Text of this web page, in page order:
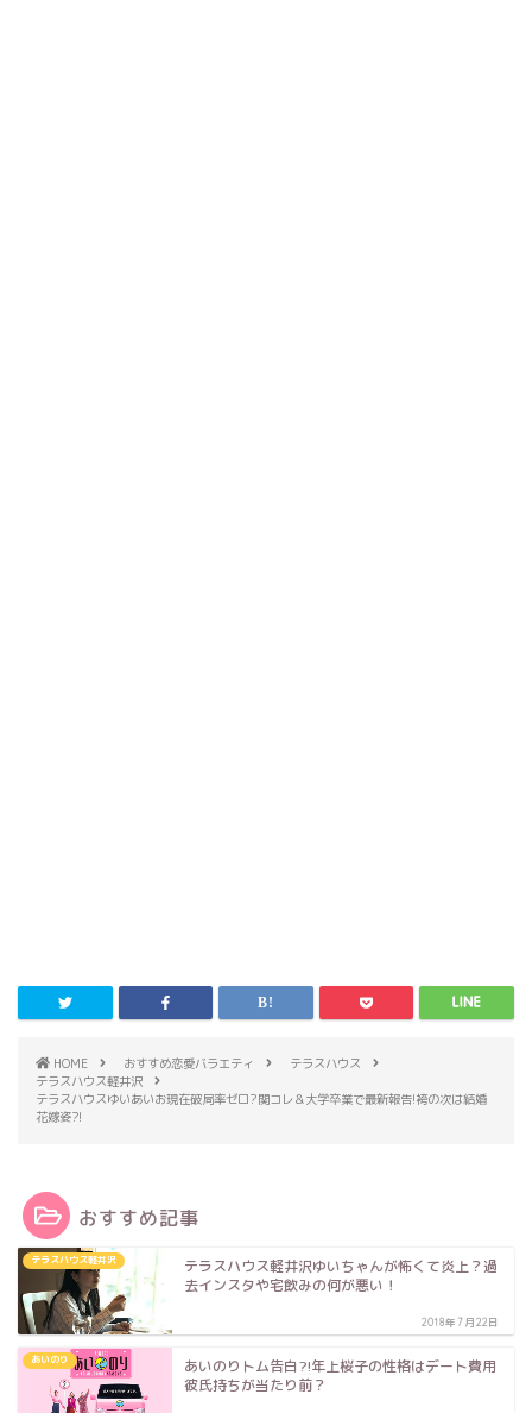
HOME おすすめ恋愛バラエティ
テラスハウス
テラスハウス軽井沢
テラスハウスゆいあいお現在破局率ゼロ?関コレ＆大学卒業で最新報告!袴の次は結婚
花嫁姿?!
おすすめ記事
テラスハウス軽井沢
テラスハウス軽井沢ゆいちゃんが怖くて炎上？過
去インスタや宅飲みの何が悪い！
2018年7月22日
あいのり
あいのりトム告白?!年上桜子の性格はデート費用
彼氏持ちが当たり前？